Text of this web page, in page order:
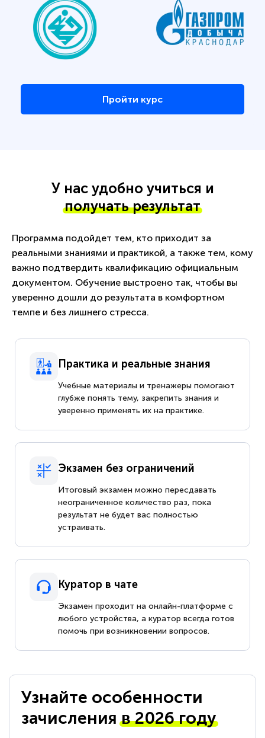
Пройти курс
У нас удобно учиться и
получать результат
Программа подойдет тем, кто приходит за
реальными знаниями и практикой, а также тем, кому
важно подтвердить квалификацию официальным
документом. Обучение выстроено так, чтобы вы
уверенно дошли до результата в комфортном
темпе и без лишнего стресса.
Практика и реальные знания
Учебные материалы и тренажеры помогают
глубже понять тему, закрепить знания и
уверенно применять их на практике.
Экзамен без ограничений
Итоговый экзамен можно пересдавать
неограниченное количество раз, пока
результат не будет вас полностью
устраивать.
Куратор в чате
Экзамен проходит на онлайн-платформе с
любого устройства, а куратор всегда готов
помочь при возникновении вопросов.
Узнайте особенности
зачисленияв 2026 году